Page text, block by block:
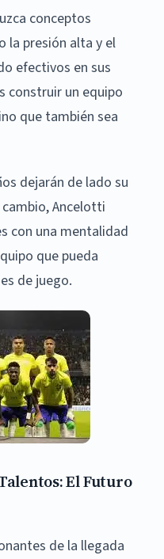
conceptos
la presión alta y el
efectivos en sus
construir un equipo
que también sea
dejarán de lado su
Ancelotti
con una mentalidad
que pueda
de juego.
El Futuro
de la llegada